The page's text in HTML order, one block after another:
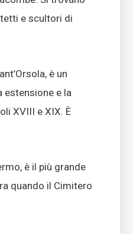
e scultori di
è un
estensione e la
XVIII e XIX. È
è il più grande
quando il Cimitero